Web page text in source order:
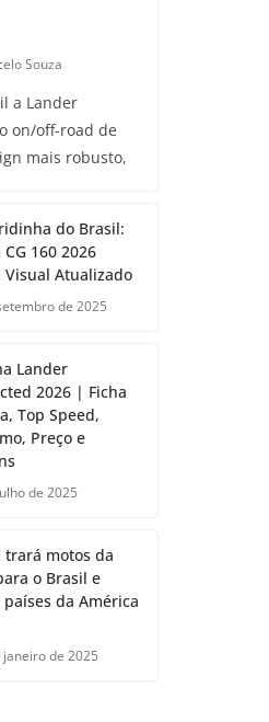
Souza
a Lander
on/off-road de
mais robusto,
do Brasil:
160 2026
Visual Atualizado
de 2025
Lander
2026 | Ficha
Top Speed,
Preço e
de 2025
trará motos da
o Brasil e
da América
janeiro de 2025